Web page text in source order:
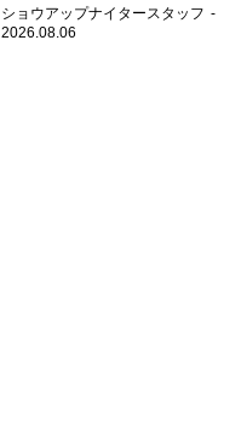
任せられるくらいまでは成長し
て」
ショウアップナイタースタッフ
2026.08.06